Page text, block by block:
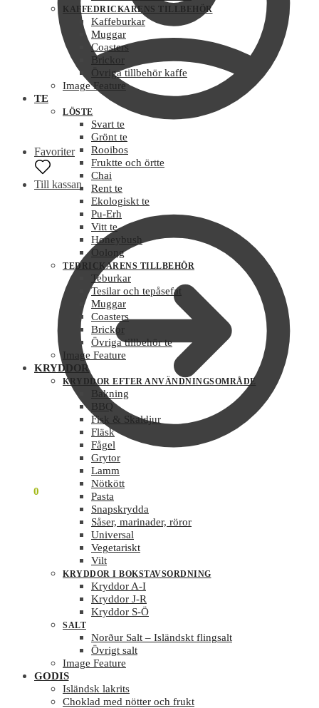
Favoriter
Till kassan
0
KAFFEDRICKARENS TILLBEHÖR
Kaffeburkar
Muggar
Coasters
Brickor
Övriga tillbehör kaffe
Image Feature
TE
LÖSTE
Svart te
Grönt te
Rooibos
Fruktte och örtte
Chai
Rent te
Ekologiskt te
Pu-Erh
Vitt te
Honeybush
Oolong
TEDRICKARENS TILLBEHÖR
Teburkar
Tesilar och tepåsefat
Muggar
Coasters
Brickor
Övriga tillbehör te
Image Feature
KRYDDOR
KRYDDOR EFTER ANVÄNDNINGSOMRÅDE
Bakning
BBQ
Fisk & Skaldjur
Fläsk
Fågel
Grytor
Lamm
Nötkött
Pasta
Snapskrydda
Såser, marinader, röror
Universal
Vegetariskt
Vilt
KRYDDOR I BOKSTAVSORDNING
Kryddor A-I
Kryddor J-R
Kryddor S-Ö
SALT
Norður Salt – Isländskt flingsalt
Övrigt salt
Image Feature
GODIS
Isländsk lakrits
Choklad med nötter och frukt